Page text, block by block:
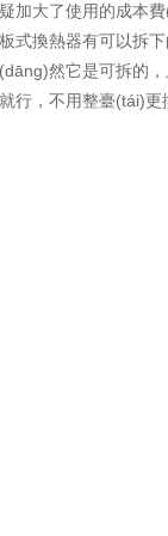
疑加大了使用的成本費
板式換熱器有可以拆
(dāng)然它是可拆的，
就行，不用整臺